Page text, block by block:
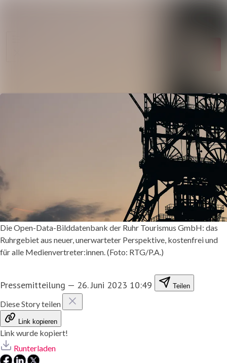
Die Open-Data-Bilddatenbank der Ruhr Tourismus GmbH: das
Ruhrgebiet aus neuer, unerwarteter Perspektive, kostenfrei und
für alle Medienvertreter:innen. (Foto: RTG/P.A.)
Pressemitteilung — 26. Juni 2023 10:49 Teilen
Diese Story teilen
Link kopieren
Link wurde kopiert!
Runterladen